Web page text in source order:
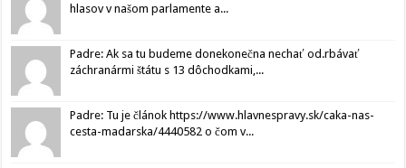
hlasov v našom parlamente a...
Padre: Ak sa tu budeme donekonečna nechať od.rbávať
záchranármi štátu s 13 dôchodkami,...
Padre: Tu je článok https://www.hlavnespravy.sk/caka-nas-
cesta-madarska/4440582 o čom v...